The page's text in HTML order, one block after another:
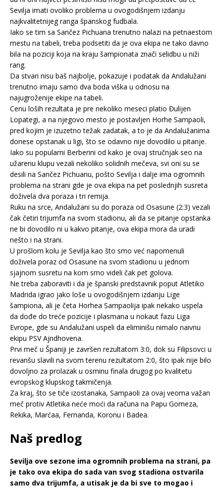
Sevilja imati ovoliko problema u ovogodišnjem izdanju
najkvalitetnijeg ranga španskog fudbala.
Iako se tim sa Sančez Pichuana trenutno nalazi na petnaestom
mestu na tabeli, treba podsetiti da je ova ekipa ne tako davno
bila na poziciji koja na kraju šampionata znači selidbu u niži
rang.
Da stvari nisu baš najbolje, pokazuje i podatak da Andalužani
trenutno imaju samo dva boda viška u odnosu na
najugroženije ekipe na tabeli.
Cenu loših rezultata je pre nekoliko meseci platio Đulijen
Lopategi, a na njegovo mesto je postavljen Horhe Sampaoli,
pred kojim je izuzetno težak zadatak, a to je da Andalužanima
donese opstanak u ligi, što se odavno nije dovodilo u pitanje.
Iako su popularni Berberini od kako je ovaj stručnjak seo na
užarenu klupu vezali nekoliko solidnih mečeva, svi oni su se
desili na Sančez Pichuanu, pošto Sevilja i dalje ima ogromnih
problema na strani gde je ova ekipa na pet poslednjih susreta
doživela dva poraza i tri remija.
Ruku na srce, Andalužani su do poraza od Osasune (2:3) vezali
čak četiri trijumfa na svom stadionu, ali da se pitanje opstanka
ne bi dovodilo ni u kakvo pitanje, ova ekipa mora da uradi
nešto i na strani.
U prošlom kolu je Sevilja kao što smo već napomenuli
doživela poraz od Osasune na svom stadionu u jednom
sjajnom susretu na kom smo videli čak pet golova.
Ne treba zaboraviti i da je španski predstavnik poput Atletiko
Madrida igrao jako loše u ovogodišnjem izdanju Lige
šampiona, ali je četa Horhea Sampaolija ipak nekako uspela
da dođe do treće pozicije i plasmana u nokaut fazu Liga
Evrope, gde su Andalužani uspeli da eliminišu nimalo naivnu
ekipu PSV Ajndhovena.
Prvi meč u Španiji je završen rezultatom 3:0, dok su Filipsovci u
revanšu slavili na svom terenu rezultatom 2:0, što ipak nije bilo
dovoljno za prolazak u osminu finala drugog po kvalitetu
evropskog klupskog takmičenja.
Za kraj, što se tiče izostanaka, Sampaoli za ovaj veoma važan
meč protiv Atletika neće moći da računa na Papu Gomeza,
Rekika, Marćaa, Fernanda, Koronu i Badea.
Naš predlog
Sevilja ove sezone ima ogromnih problema na strani, pa
je tako ova ekipa do sada van svog stadiona ostvarila
samo dva trijumfa, a utisak je da bi sve to mogao i